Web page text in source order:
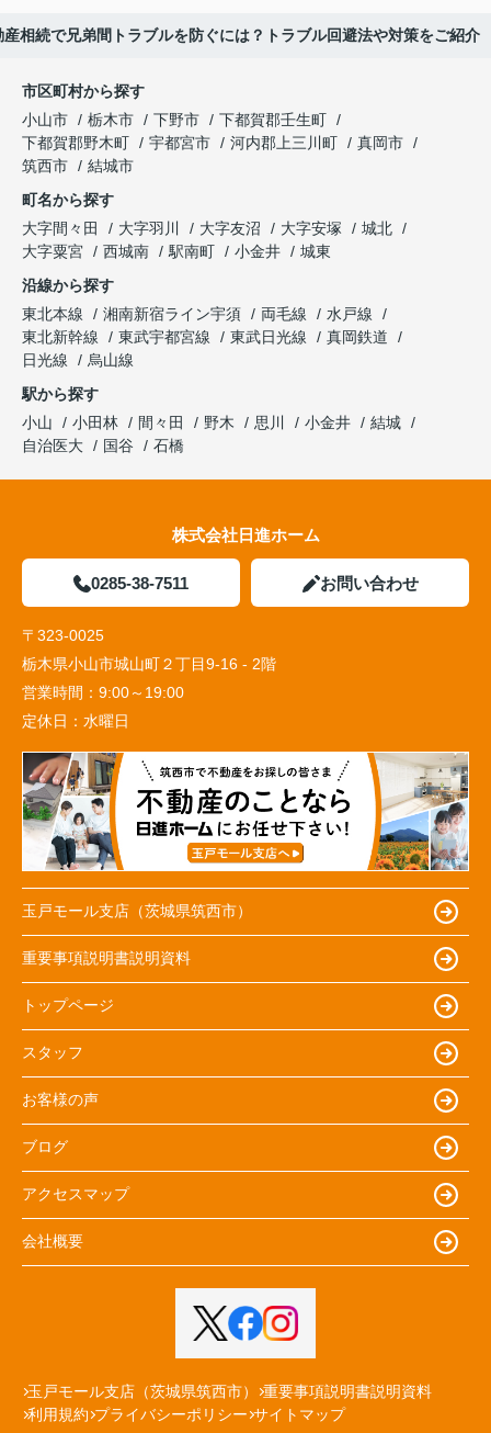
相続で兄弟間トラブルを防ぐには？トラブル回避法や対策をご紹介
市区町村から探す
小山市
栃木市 下野市
下都賀郡壬生町
下都賀郡野木町
宇都宮市 河内郡上三川町
真岡市
筑西市
結城市
町名から探す
大字間々田
大字羽川 大字友沼 大字安塚
城北
大字粟宮
西城南 駅南町 小金井
城東
沿線から探す
東北本線
湘南新宿ライン宇須 両毛線
水戸線
東北新幹線
東武宇都宮線 東武日光線
真岡鉄道
日光線
烏山線
駅から探す
小山
小田林 間々田 野木 思川 小金井
結城
自治医大
国谷 石橋
株式会社日進ホーム
0285-38-7511 お問い合わせ
〒323-0025
栃木県小山市城山町２丁目9-16 - 2階
営業時間： 9:00～19:00
定休日： 水曜日
玉戸モール支店（茨城県筑西市）
重要事項説明書説明資料
トップページ
スタッフ
お客様の声
ブログ
アクセスマップ
会社概要
玉戸モール支店（茨城県筑西市）
重要事項説明書説明資料
利用規約 プライバシーポリシー サイトマップ